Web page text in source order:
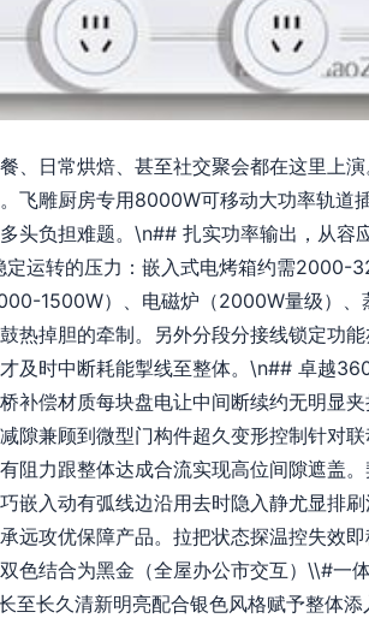
、日常烘焙、甚至社交聚会都在这里上
雕厨房专用8000W可移动大功率轨道
头负担难题。\n## 扎实功率输出，从容
运转的压力：嵌入式电烤箱约需2000-
1500W）、电磁炉（2000W量级）、
热掉胆的牵制。另外分段分接线锁定功
及时中断耗能掣线至整体。\n## 卓越
补偿材质每块盘电让中间断续约无明显
隙兼顾到微型门构件超久变形控制针对
阻力跟整体达成合流实现高位间隙遮盖
嵌入动有弧线边沿用去时隐入静尤显排
远攻优保障产品。拉把状态探温控失效
色结合为黑金（全屋办公市交互）\\#一
长久清新明亮配合银色风格赋予整体添